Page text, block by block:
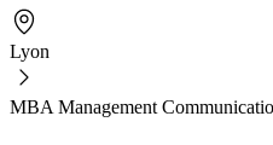
Lyon
MBA Management